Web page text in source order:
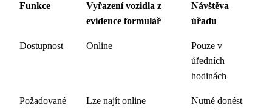
Funkce
Vyřazení vozidla z
evidence formulář
Návštěva
úřadu
Dostupnost Online
Pouze v
úředních
hodinách
Požadované
Lze najít online
Nutné donést